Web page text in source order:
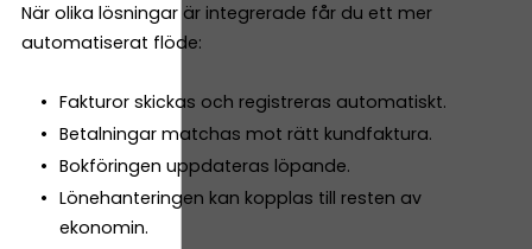
När olika lösningar är integrerade får du ett mer
automatiserat flöde:
Fakturor skickas och registreras automatiskt.
Betalningar matchas mot rätt kundfaktura.
Bokföringen uppdateras löpande.
Lönehanteringen kan kopplas till resten av
ekonomin.